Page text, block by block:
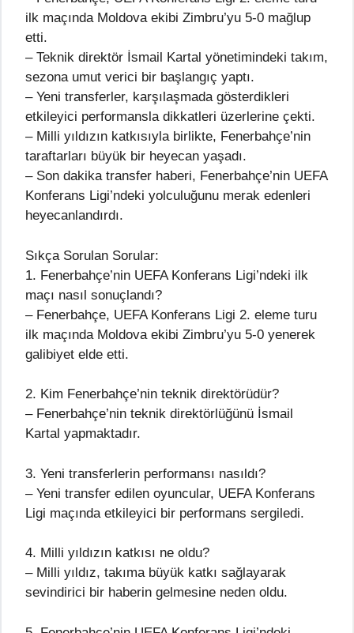
ilk maçında Moldova ekibi Zimbru’yu 5-0 mağlup
etti.
– Teknik direktör İsmail Kartal yönetimindeki takım,
sezona umut verici bir başlangıç yaptı.
– Yeni transferler, karşılaşmada gösterdikleri
etkileyici performansla dikkatleri üzerlerine çekti.
– Milli yıldızın katkısıyla birlikte, Fenerbahçe’nin
taraftarları büyük bir heyecan yaşadı.
– Son dakika transfer haberi, Fenerbahçe’nin UEFA
Konferans Ligi’ndeki yolculuğunu merak edenleri
heyecanlandırdı.
Sıkça Sorulan Sorular:
1. Fenerbahçe’nin UEFA Konferans Ligi’ndeki ilk
maçı nasıl sonuçlandı?
– Fenerbahçe, UEFA Konferans Ligi 2. eleme turu
ilk maçında Moldova ekibi Zimbru’yu 5-0 yenerek
galibiyet elde etti.
2. Kim Fenerbahçe’nin teknik direktörüdür?
– Fenerbahçe’nin teknik direktörlüğünü İsmail
Kartal yapmaktadır.
3. Yeni transferlerin performansı nasıldı?
– Yeni transfer edilen oyuncular, UEFA Konferans
Ligi maçında etkileyici bir performans sergiledi.
4. Milli yıldızın katkısı ne oldu?
– Milli yıldız, takıma büyük katkı sağlayarak
sevindirici bir haberin gelmesine neden oldu.